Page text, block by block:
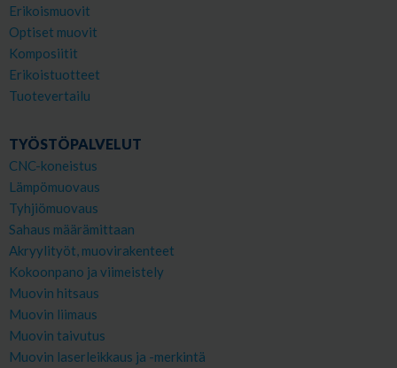
Erikoismuovit
Optiset muovit
Komposiitit
Erikoistuotteet
Tuotevertailu
TYÖSTÖPALVELUT
CNC-koneistus
Lämpömuovaus
Tyhjiömuovaus
Sahaus määrämittaan
Akryylityöt, muovirakenteet
Kokoonpano ja viimeistely
Muovin hitsaus
Muovin liimaus
Muovin taivutus
Muovin laserleikkaus ja -merkintä